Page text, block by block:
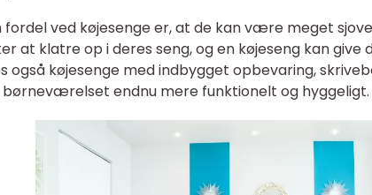
fordel ved køjesenge er, at de kan være meget
at klatre op i deres seng, og en køjeseng kan give
også køjesenge med indbygget opbevaring,
børneværelset endnu mere funktionelt og hyggeligt.